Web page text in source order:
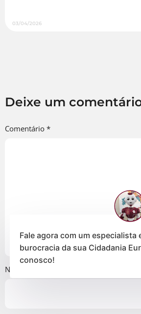
03/04/2026
Deixe um
Comentário *
Nome
Fale agora com um especialista
burocracia da sua Cidadania
conosco!